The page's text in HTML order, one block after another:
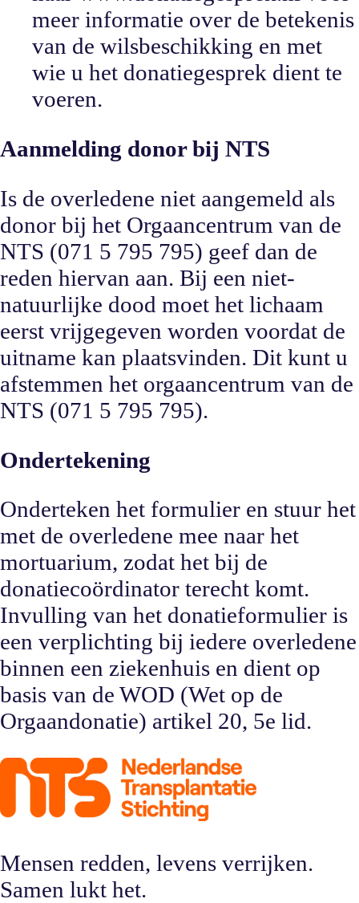
meer informatie over de betekenis
van de wilsbeschikking en met
wie u het donatiegesprek dient te
voeren.
Aanmelding donor bij NTS
Is de overledene niet aangemeld als
donor bij het Orgaancentrum van de
NTS (071 5 795 795) geef dan de
reden hiervan aan. Bij een niet-
natuurlijke dood moet het lichaam
eerst vrijgegeven worden voordat de
uitname kan plaatsvinden. Dit kunt u
afstemmen het orgaancentrum van de
NTS (071 5 795 795).
Ondertekening
Onderteken het formulier en stuur het
met de overledene mee naar het
mortuarium, zodat het bij de
donatiecoördinator terecht komt.
Invulling van het donatieformulier is
een verplichting bij iedere overledene
binnen een ziekenhuis en dient op
basis van de WOD (Wet op de
Orgaandonatie) artikel 20, 5e lid.
Mensen redden, levens verrijken.
Samen lukt het.